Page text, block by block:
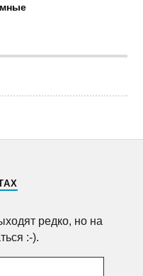
редко, но на
:-).